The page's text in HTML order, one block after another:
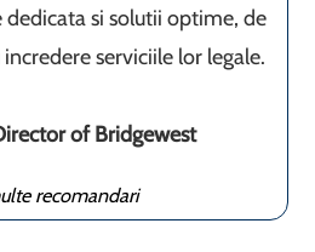
si solutii optime, de
serviciile lor legale.
of Bridgewest
recomandari